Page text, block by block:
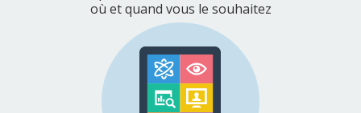
où et quand vous le souhaitez